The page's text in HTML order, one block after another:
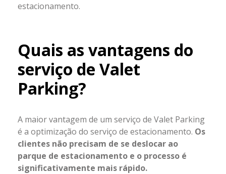
estacionamento.
Quais as vantagens do
serviço de Valet
Parking?
A maior vantagem de um serviço de Valet Parking
é a optimização do serviço de estacionamento. Os
clientes não precisam de se deslocar ao
parque de estacionamento e o processo é
significativamente mais rápido.